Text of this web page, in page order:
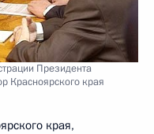
Президента
Красноярского края
края,